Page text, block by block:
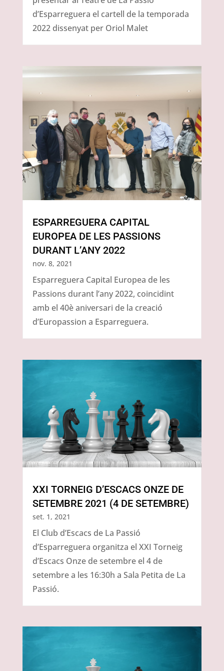
d’Esparreguera el cartell de la temporada
2022 dissenyat per Oriol Malet
ESPARREGUERA CAPITAL
EUROPEA DE LES PASSIONS
DURANT L’ANY 2022
nov. 8, 2021
Esparreguera Capital Europea de les
Passions durant l’any 2022, coincidint
amb el 40è aniversari de la creació
d’Europassion a Esparreguera.
XXI TORNEIG D’ESCACS ONZE DE
SETEMBRE 2021 (4 DE SETEMBRE)
set. 1, 2021
El Club d’Escacs de La Passió
d’Esparreguera organitza el XXI Torneig
d’Escacs Onze de setembre el 4 de
setembre a les 16:30h a Sala Petita de La
Passió.